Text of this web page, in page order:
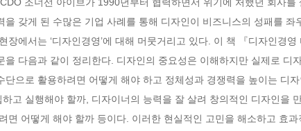
을 갖게 된 수많은 기업 사례를 통해 디자인이 비즈니스의 성패를 좌
장에서는 ‘디자인경영’에 대해 머뭇거리고 있다. 이 책 『디자인경
을 다음과 같이 정리한다. 디자인의 중요성은 이해하지만 실제로 디
단으로 활용하려면 어떻게 해야 하고 정체성과 경쟁력을 높이는 디
고 실행해야 할까, 디자이너의 능력을 잘 살려 창의적인 디자인을
면 어떻게 해야 할까 등이다. 이러한 현실적인 고민을 해소하고 효